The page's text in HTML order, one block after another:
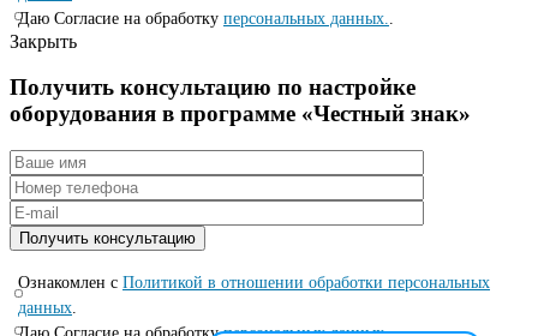
Даю Согласие на обработку персональных данных.
Закрыть
Получить консультацию по настройке
оборудования в программе «Честный знак»
Ознакомлен с Политикой в отношении обработки персональных
данных.